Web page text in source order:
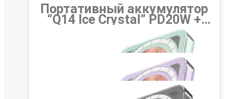
Портативный аккумулятор
“Q14 Ice Crystal” PD20W +
QC3.0 5000mAh с
беспроводной зарядкой